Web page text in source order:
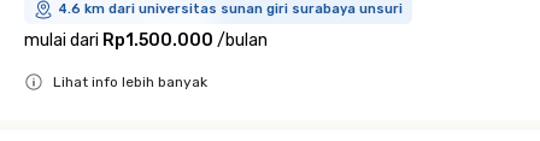
4.6 km dari universitas sunan giri surabaya unsuri
mulai dari Rp1.500.000 /bulan
Lihat info lebih banyak